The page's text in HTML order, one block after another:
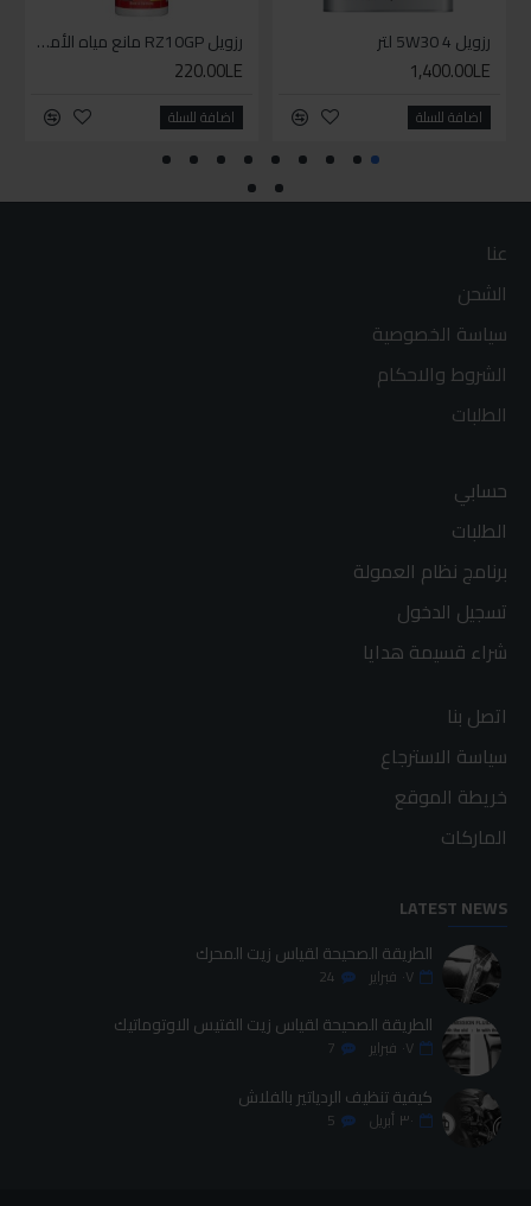
رزويل 5W30 4 لتر
1,400.00LE
اضافة للسلة
رزويل RZ10GP مانع مياه الأمطار 100مل
220.00LE
اضافة للسلة
عنا
الشحن
سياسة الخصوصية
الشروط والاحكام
الطلبات
حسابي
الطلبات
برنامج نظام العمولة
تسجيل الدخول
شراء قسيمة هدايا
اتصل بنا
سياسة الاسترجاع
خريطة الموقع
الماركات
LATEST NEWS
الطريقة الصحيحة لقياس زيت المحرك
٠٧ فبراير 24
الطريقة الصحيحة لقياس زيت الفتيس الاوتوماتيك
٠٧ فبراير 7
كيفية تنظيف الردياتير بالفلاش
٣٠ أبريل 5